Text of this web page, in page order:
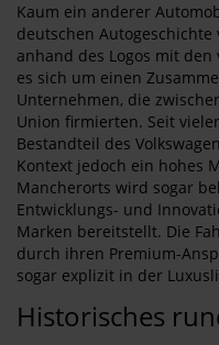
Kaum ein anderer
deutschen
anhand des Logos mit
es sich um einen
Unternehmen, die
Union firmierten. Seit
Bestandteil des
Kontext jedoch ein hohes
Mancherorts wird sogar
Entwicklungs- und
Marken bereitstellt. Die
durch ihren Premium-
sogar explizit in der
Historisches